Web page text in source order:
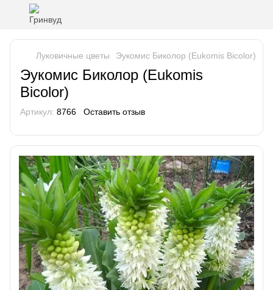
Луковичные цветы Эукомис Биколор (Eukomis Bicolor)
Эукомис Биколор (Eukomis
Bicolor)
Артикул: 8766 Оставить отзыв